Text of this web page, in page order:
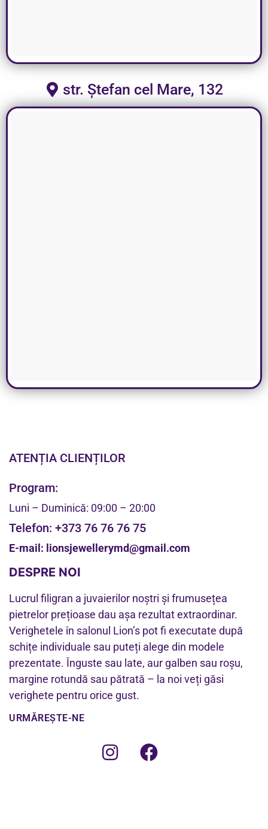
str. Ștefan cel Mare, 132
ATENȚIA CLIENȚILOR
Program:
Luni – Duminică: 09:00 – 20:00
Telefon: +373 76 76 76 75
E-mail: lionsjewellerymd@gmail.com
DESPRE NOI
Lucrul filigran a juvaierilor noștri și frumusețea
pietrelor prețioase dau așa rezultat extraordinar.
Verighetele în salonul Lion’s pot fi executate după
schițe individuale sau puteți alege din modele
prezentate. Înguste sau late, aur galben sau roșu,
margine rotundă sau pătrată – la noi veți găsi
verighete pentru orice gust.
URMĂREȘTE-NE